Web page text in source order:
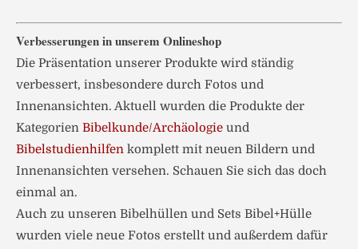
Verbesserungen in unserem Onlineshop
Die Präsentation unserer Produkte wird ständig
verbessert, insbesondere durch Fotos und
Innenansichten. Aktuell wurden die Produkte der
Kategorien Bibelkunde/Archäologie und
Bibelstudienhilfen komplett mit neuen Bildern und
Innenansichten versehen. Schauen Sie sich das doch
einmal an.
Auch zu unseren Bibelhüllen und Sets Bibel+Hülle
wurden viele neue Fotos erstellt und außerdem dafür